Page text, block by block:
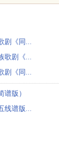
剧《同...
歌剧《...
剧《同...
谱版）
线谱版...